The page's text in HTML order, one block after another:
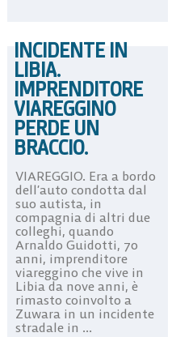
INCIDENTE IN
LIBIA.
IMPRENDITORE
VIAREGGINO
PERDE UN
BRACCIO.
VIAREGGIO. Era a bordo
dell’auto condotta dal
suo autista, in
compagnia di altri due
colleghi, quando
Arnaldo Guidotti, 70
anni, imprenditore
viareggino che vive in
Libia da nove anni, è
rimasto coinvolto a
Zuwara in un incidente
stradale in ...